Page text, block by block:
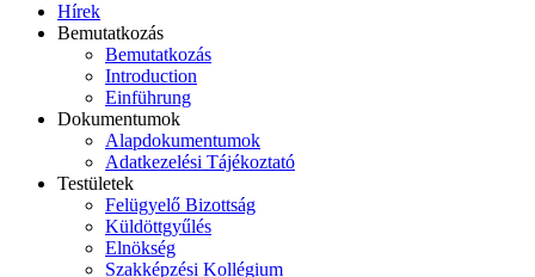
Hírek
Bemutatkozás
Bemutatkozás
Introduction
Einführung
Dokumentumok
Alapdokumentumok
Adatkezelési Tájékoztató
Testületek
Felügyelő Bizottság
Küldöttgyűlés
Elnökség
Szakképzési Kollégium